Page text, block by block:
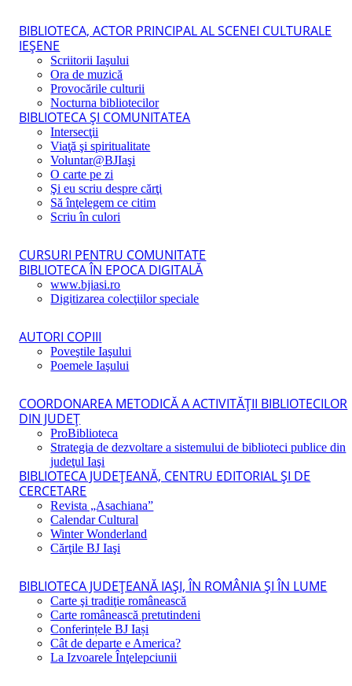
BIBLIOTECA, ACTOR PRINCIPAL AL SCENEI CULTURALE
IEŞENE
Scriitorii Iaşului
Ora de muzică
Provocările culturii
Nocturna bibliotecilor
BIBLIOTECA ŞI COMUNITATEA
Intersecţii
Viaţă şi spiritualitate
Voluntar@BJIaşi
O carte pe zi
Şi eu scriu despre cărţi
Să înţelegem ce citim
Scriu în culori
CURSURI PENTRU COMUNITATE
BIBLIOTECA ÎN EPOCA DIGITALĂ
www.bjiasi.ro
Digitizarea colecţiilor speciale
AUTORI COPIII
Poveştile Iaşului
Poemele Iaşului
COORDONAREA METODICĂ A ACTIVITĂŢII BIBLIOTECILOR
DIN JUDEŢ
ProBiblioteca
Strategia de dezvoltare a sistemului de biblioteci publice din
judeţul Iaşi
BIBLIOTECA JUDEŢEANĂ, CENTRU EDITORIAL ŞI DE
CERCETARE
Revista „Asachiana”
Calendar Cultural
Winter Wonderland
Cărţile BJ Iaşi
BIBLIOTECA JUDEŢEANĂ IAŞI, ÎN ROMÂNIA ŞI ÎN LUME
Carte şi tradiţie românească
Carte românească pretutindeni
Conferințele BJ Iași
Cât de departe e America?
La Izvoarele Înţelepciunii